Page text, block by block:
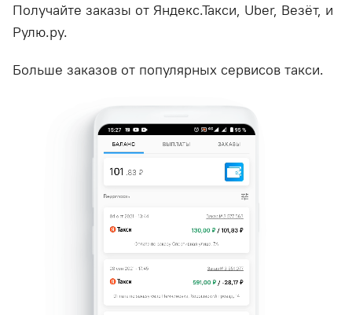
Получайте заказы от Яндекс.Такси, Uber, Везёт, и
Рулю.ру.
Больше заказов от популярных сервисов такси.